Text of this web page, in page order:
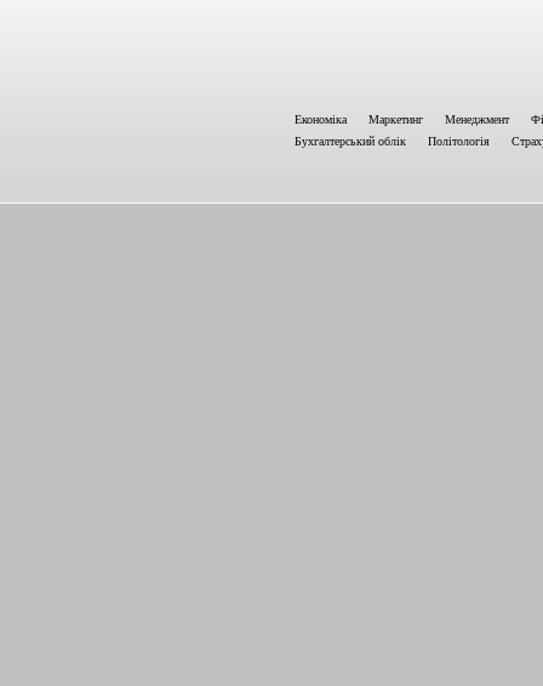
Економіка Маркетинг Менеджмент
Бухгалтерський облік
Політологія